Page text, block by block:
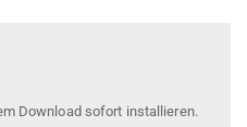
Download sofort installieren.